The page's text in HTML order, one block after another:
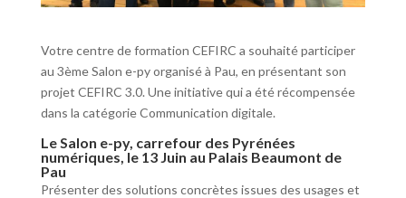
Votre centre de formation CEFIRC a souhaité participer
au 3ème Salon e-py organisé à Pau, en présentant son
projet CEFIRC 3.0. Une initiative qui a été récompensée
dans la catégorie Communication digitale.
Le Salon e-py, carrefour des Pyrénées
numériques, le 13 Juin au Palais Beaumont de
Pau
Présenter des solutions concrètes issues des usages et